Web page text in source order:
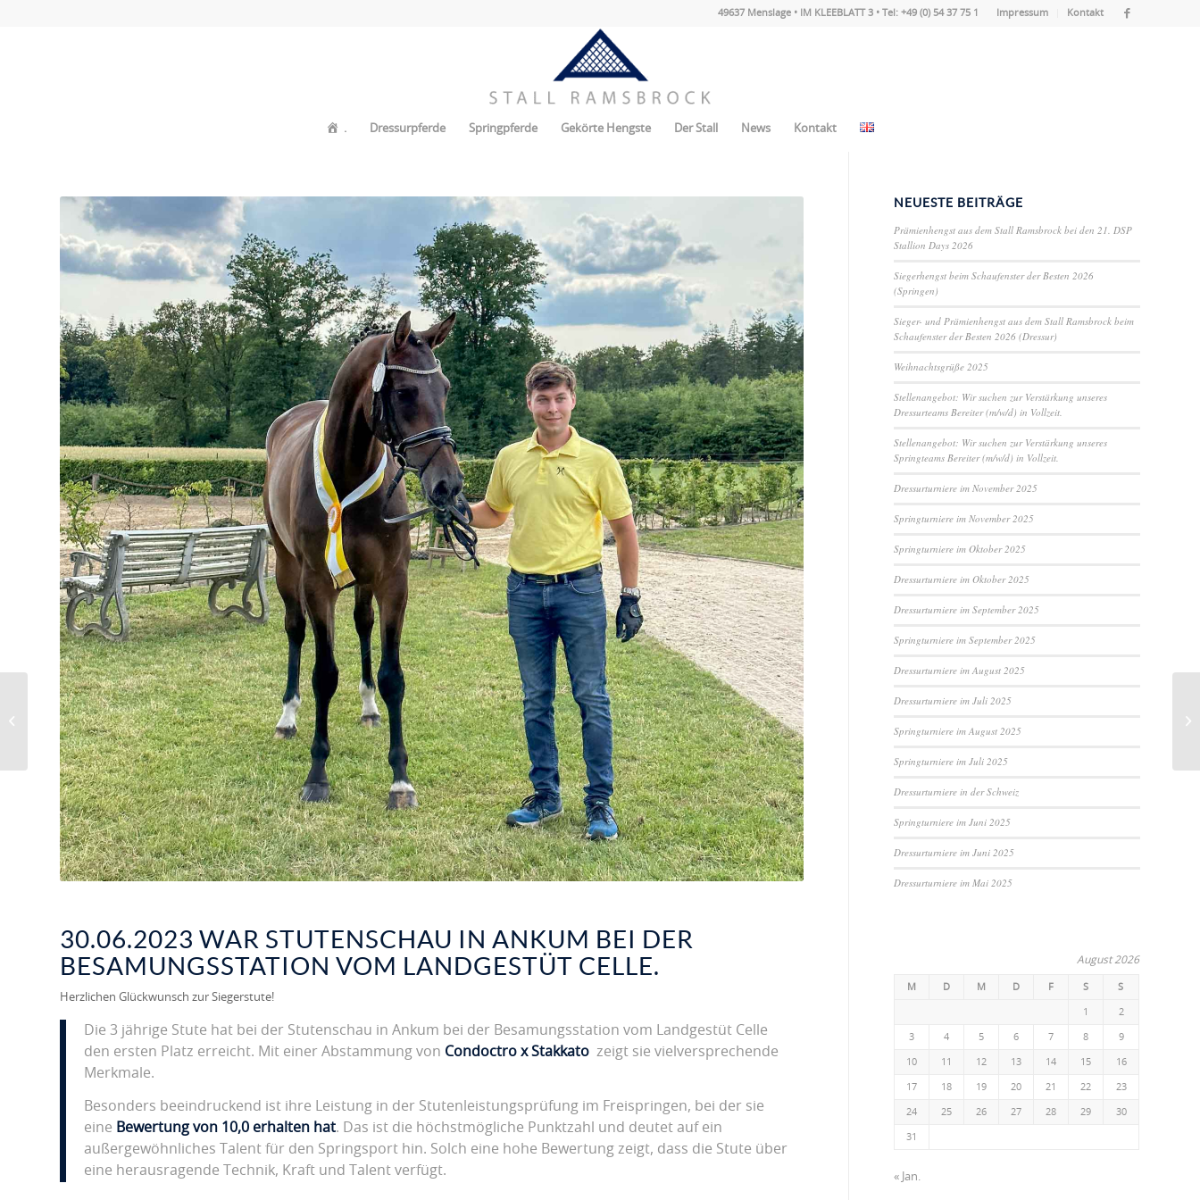
Impressum Kontakt
49637 Menslage • IM KLEEBLATT 3 • Tel: +49 (0) 54 37 75 1
. Dressurpferde Springpferde Gekörte Hengste Der Stall News Kontakt
30.06.2023 WAR STUTENSCHAU IN ANKUM BEI DER
BESAMUNGSSTATION VOM LANDGESTÜT CELLE.
Herzlichen Glückwunsch zur Siegerstute!
Die 3 jährige Stute hat bei der Stutenschau in Ankum bei der Besamungsstation vom Landgestüt Celle
den ersten Platz erreicht. Mit einer Abstammung von Condoctro x Stakkato zeigt sie vielversprechende
Merkmale.
Besonders beeindruckend ist ihre Leistung in der Stutenleistungsprüfung im Freispringen, bei der sie
eine Bewertung von 10,0 erhalten hat. Das ist die höchstmögliche Punktzahl und deutet auf ein
außergewöhnliches Talent für den Springsport hin. Solch eine hohe Bewertung zeigt, dass die Stute über
eine herausragende Technik, Kraft und Talent verfügt.
NEUESTE BEITRÄGE
Prämienhengst aus dem Stall Ramsbrock bei den 21. DSP
Stallion Days 2026
Siegerhengst beim Schaufenster der Besten 2026
(Springen)
Sieger- und Prämienhengst aus dem Stall Ramsbrock beim
Schaufenster der Besten 2026 (Dressur)
Weihnachtsgrüße 2025
Stellenangebot: Wir suchen zur Verstärkung unseres
Dressurteams Bereiter (m/w/d) in Vollzeit.
Stellenangebot: Wir suchen zur Verstärkung unseres
Springteams Bereiter (m/w/d) in Vollzeit.
Dressurturniere im November 2025
Springturniere im November 2025
Springturniere im Oktober 2025
Dressurturniere im Oktober 2025
Dressurturniere im September 2025
Springturniere im September 2025
Dressurturniere im August 2025
Dressurturniere im Juli 2025
Springturniere im August 2025
Springturniere im Juli 2025
Dressurturniere in der Schweiz
Springturniere im Juni 2025
Dressurturniere im Juni 2025
Dressurturniere im Mai 2025
August 2026
M D M D F S S
1 2
3 4 5 6 7 8 9
10 11 12 13 14 15 16
17 18 19 20 21 22 23
24 25 26 27 28 29 30
31
« Jan.
Springturniere im Juni